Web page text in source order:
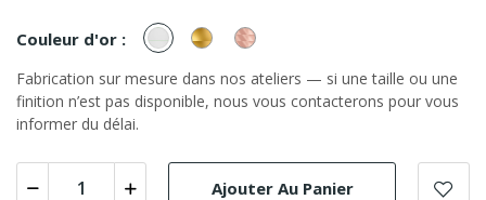
Couleur d'or : or
Blanc
or
Jaune
or
Rose
Fabrication sur mesure dans nos ateliers — si une taille ou une
finition n’est pas disponible, nous vous contacterons pour vous
informer du délai.
Ajouter Au Panier